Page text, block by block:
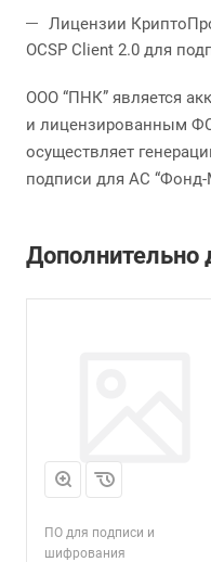
Лицензии
OCSP Client 2.0 для
ООО “ПНК” является
и лицензированным
осуществляет
подписи для АС “Фонд-
Дополнительно
ПО для подписи и
шифрования